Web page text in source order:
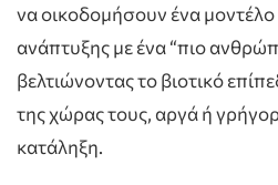
να οικοδομήσουν ένα μοντέλο
ανάπτυξης με ένα “πιο
βελτιώνοντας το βιοτικό
της χώρας τους, αργά ή
κατάληξη.